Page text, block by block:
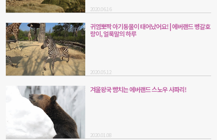
2020.06.16
귀염뽀짝 아기동물이 태어났어요! | 에버랜드 벵갈호
랑이, 얼룩말의 하루
2020.05.12
겨울왕국 뺨치는 에버랜드 스노우 사파리!
2020.01.08